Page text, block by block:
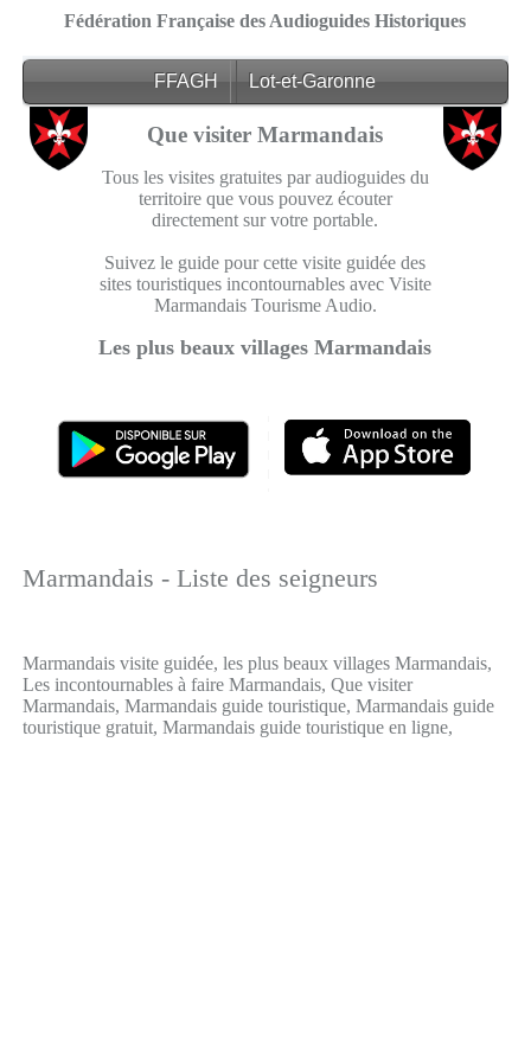
Fédération Française des Audioguides Historiques
FFAGH Lot-et-Garonne
Que visiter Marmandais
Tous les visites gratuites par audioguides du
territoire que vous pouvez écouter
directement sur votre portable.
Suivez le guide pour cette visite guidée des
sites touristiques incontournables avec Visite
Marmandais Tourisme Audio.
Les plus beaux villages Marmandais
Marmandais - Liste des seigneurs
Marmandais visite guidée, les plus beaux villages Marmandais,
Les incontournables à faire Marmandais, Que visiter
Marmandais, Marmandais guide touristique, Marmandais guide
touristique gratuit, Marmandais guide touristique en ligne,